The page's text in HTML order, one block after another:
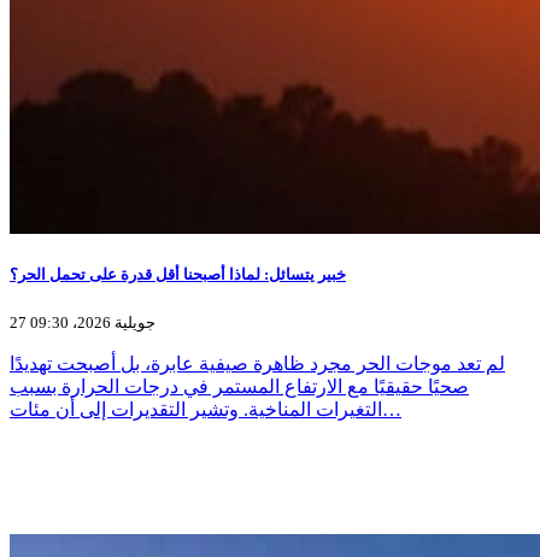
خبير يتسائل: لماذا أصبحنا أقل قدرة على تحمل الحر؟
27 جويلية 2026، 09:30
لم تعد موجات الحر مجرد ظاهرة صيفية عابرة، بل أصبحت تهديدًا
صحيًا حقيقيًا مع الارتفاع المستمر في درجات الحرارة بسبب
التغيرات المناخية. وتشير التقديرات إلى أن مئات…